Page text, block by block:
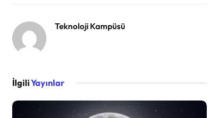
Teknoloji Kampüsü
İlgiliYayınlar